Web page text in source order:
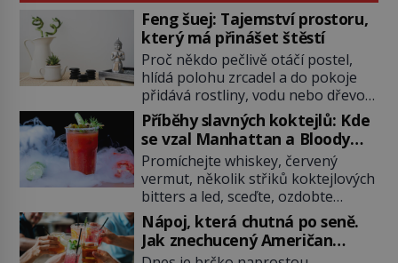
Feng šuej: Tajemství prostoru,
který má přinášet štěstí
Proč někdo pečlivě otáčí postel,
hlídá polohu zrcadel a do pokoje
přidává rostliny, vodu nebo dřevo?
Feng šuej tvrdí, že domov není jen
soubor zdí a nábytku. Je to prostor,
kterým proudí energie čchi a jeho
uspořádání může ovlivňovat, jak se
v něm člověk cítí. Feng šuej má
kořeny ve staré Číně a jeho historie
[…]
Příběhy slavných koktejlů: Kde
se vzal Manhattan a Bloody
Mary?
Promíchejte whiskey, červený
vermut, několik střiků koktejlových
bitters a led, sceďte, ozdobte
koktejlovou třešinkou a tadá…
Manhattan je tu! A pokud to má být
skutečně on, dejte si pozor, ať
Nápoj, která chutná po seně.
Jak znechucený Američan
vymyslel brčko